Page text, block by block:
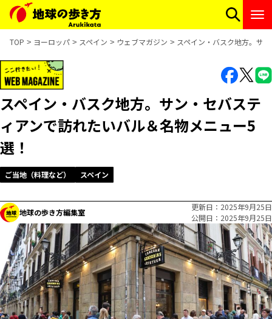
TOP ヨーロッパ スペイン ウェブマガジン スペイン・バスク地方。サ
スペイン・バスク地方。サン・セバステ
ィアンで訪れたいバル＆名物メニュー5
選！
ご当地（料理など） スペイン
地球の歩き方編集室
更新日
2025年9月25日
公開日
2025年9月25日